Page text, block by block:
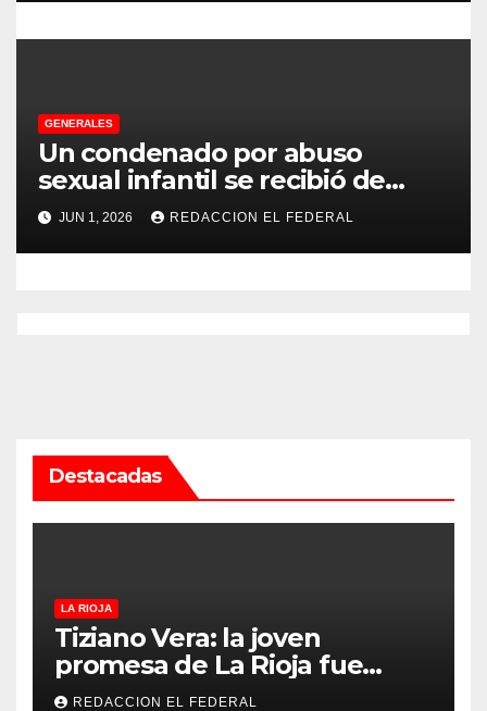
GENERALES
Un condenado por abuso
sexual infantil se recibió de
psicopedagogo dentro del
Servicio Penitenciario de La
Rioja
JUN 1, 2026 REDACCION EL FEDERAL
Destacadas
LA RIOJA
Tiziano Vera: la joven
promesa de La Rioja fue
convocado a la Selección
REDACCION EL FEDERAL